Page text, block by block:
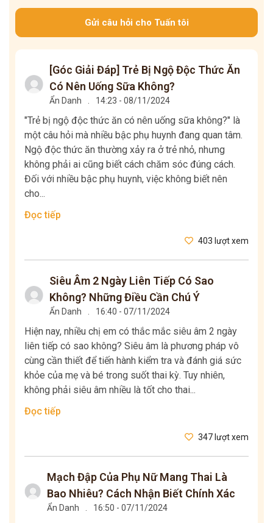
Gửi câu hỏi cho Tuấn tôi
[Góc Giải Đáp] Trẻ Bị Ngộ Độc Thức Ăn
Có Nên Uống Sữa Không?
Ẩn Danh 14:23 - 08/11/2024
"Trẻ bị ngộ độc thức ăn có nên uống sữa không?" là
một câu hỏi mà nhiều bậc phụ huynh đang quan tâm.
Ngộ độc thức ăn thường xảy ra ở trẻ nhỏ, nhưng
không phải ai cũng biết cách chăm sóc đúng cách.
Đối với nhiều bậc phụ huynh, việc không biết nên
cho...
Đọc tiếp
403 lượt xem
Siêu Âm 2 Ngày Liên Tiếp Có Sao
Không? Những Điều Cần Chú Ý
Ẩn Danh 16:40 - 07/11/2024
Hiện nay, nhiều chị em có thắc mắc siêu âm 2 ngày
liên tiếp có sao không? Siêu âm là phương pháp vô
cùng cần thiết để tiến hành kiểm tra và đánh giá sức
khỏe của mẹ và bé trong suốt thai kỳ. Tuy nhiên,
không phải siêu âm nhiều là tốt cho thai...
Đọc tiếp
347 lượt xem
Mạch Đập Của Phụ Nữ Mang Thai Là
Bao Nhiêu? Cách Nhận Biết Chính Xác
Ẩn Danh 16:50 - 07/11/2024